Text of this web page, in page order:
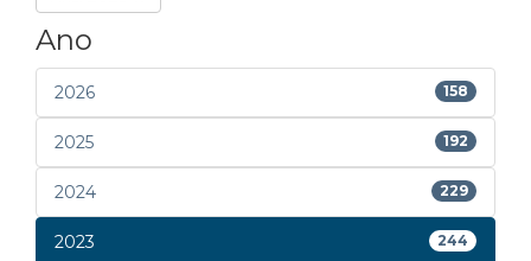
Ano
2026 158
2025 192
2024 229
2023 244